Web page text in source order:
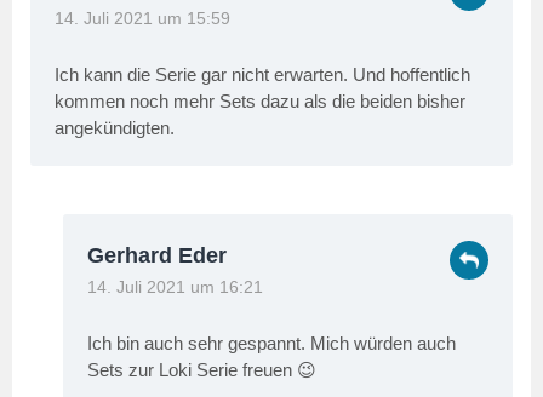
14. Juli 2021 um 15:59
Ich kann die Serie gar nicht erwarten. Und hoffentlich
kommen noch mehr Sets dazu als die beiden bisher
angekündigten.
Gerhard Eder
14. Juli 2021 um 16:21
Ich bin auch sehr gespannt. Mich würden auch
Sets zur Loki Serie freuen 😉